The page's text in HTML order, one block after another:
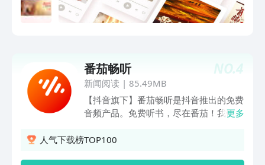
直播间等你~ 【精彩内容 给你想要】
「经典必听」 《新闻联播》：央视新闻
NO.4
番茄畅听
新闻阅读| 85.49MB
【抖音旗下】番茄畅听是抖音推出的免费
音频产品。免费听书，尽在番茄！我们提
版免费畅听】 海量小说，免费畅听！都
更多
人气下载榜TOP100